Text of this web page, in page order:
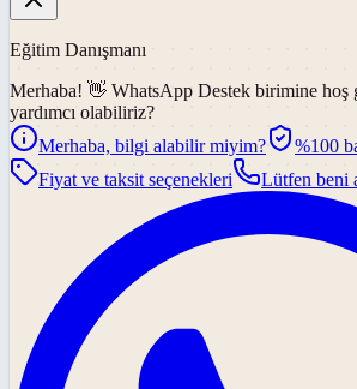
Eğitim Danışmanı
Merhaba! 👋 WhatsApp Destek birimine hoş
yardımcı olabiliriz?
Merhaba, bilgi alabilir miyim?
%100
Fiyat ve taksit seçenekleri
Lütfen beni